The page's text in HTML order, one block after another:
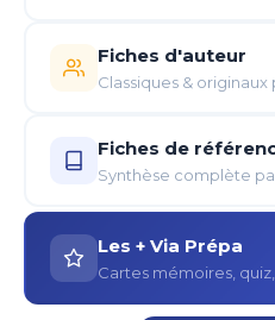
matière.
Des sujets corrigés par
correcteur des concours
Fiches d'auteur
Classiques &
Des auteurs classiques,
différencier aux concours.
Fiches de
Synthèse complète
Une fiche de référence par
Chronologie des dates
Concepts et définitions
Les + Via Prépa
Cartes mémoires,